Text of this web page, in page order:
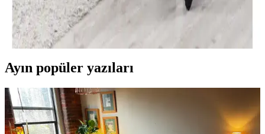
Modern yatak odalarında siyah tek kişilik nevresim takımları, şıklık
ve fonksiyonelliği bir arada sunar. Kaliteli malzeme ve doğru bakım
ile uzun ömür sağlar, dekorasyona şıklık katar.
Ayın popüler yazıları